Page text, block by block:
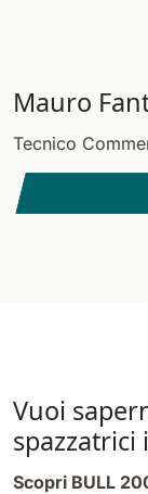
Mauro
Tecnico
Vuoi
spazzatrici
Scopri BULL